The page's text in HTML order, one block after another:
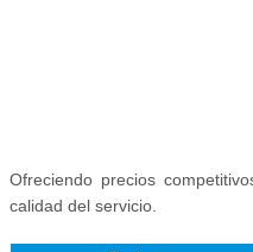
Ofreciendo precios
calidad del servicio.